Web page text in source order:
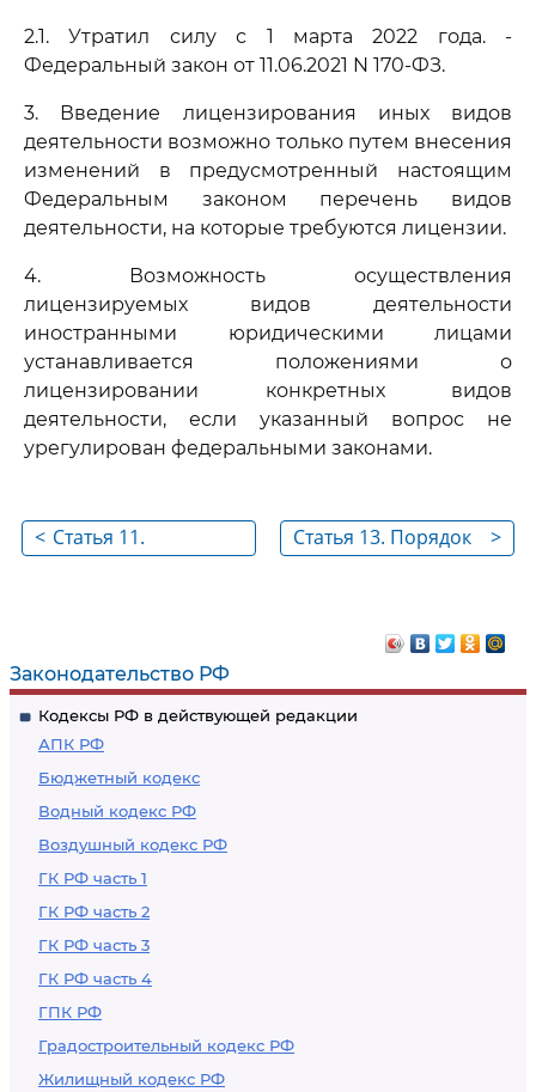
Законодательство РФ
Кодексы РФ в действующей редакции
АПК РФ
Бюджетный кодекс
Водный кодекс РФ
Воздушный кодекс РФ
ГК РФ часть 1
ГК РФ часть 2
ГК РФ часть 3
ГК РФ часть 4
ГПК РФ
Градостроительный кодекс РФ
Жилищный кодекс РФ
2.1. Утратил силу с 1 марта 2022 года. -
Федеральный закон от 11.06.2021 N 170-ФЗ.
3. Введение лицензирования иных видов
деятельности возможно только путем внесения
изменений в предусмотренный настоящим
Федеральным законом перечень видов
деятельности, на которые требуются лицензии.
4. Возможность осуществления
лицензируемых видов деятельности
иностранными юридическими лицами
устанавливается положениями о
лицензировании конкретных видов
деятельности, если указанный вопрос не
урегулирован федеральными законами.
< Статья 11.
лицензирующих
органов
>
Статья 13. Порядок
заявления и
документов,
необходимых для